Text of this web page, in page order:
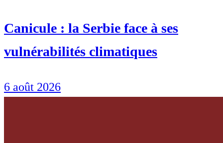
Canicule : la Serbie face à ses
vulnérabilités climatiques
6 août 2026